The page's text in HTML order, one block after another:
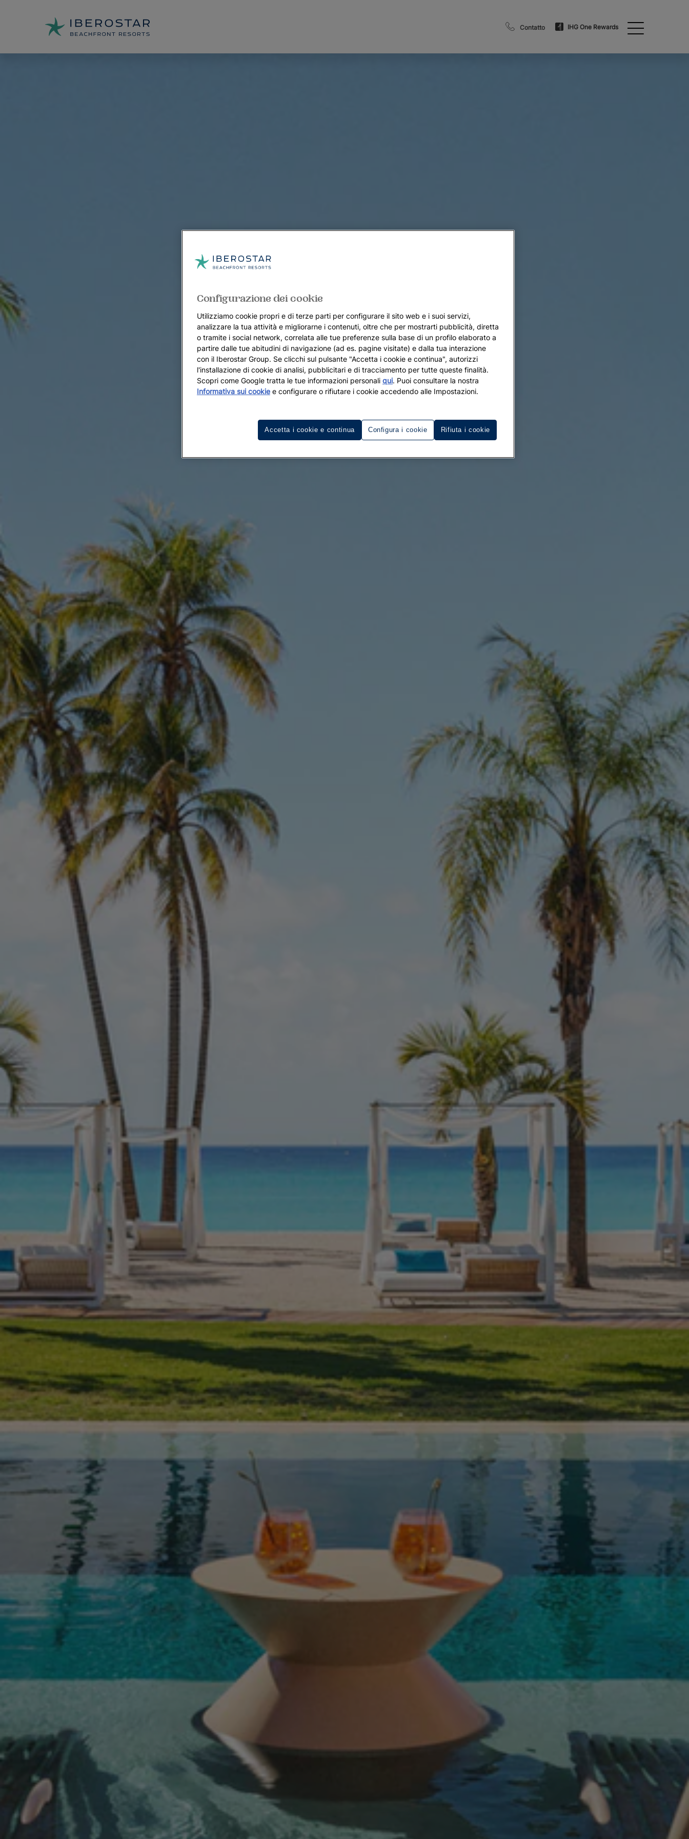
Contatto IHG One Rewards
Configurazione dei cookie
Utilizziamo cookie propri e di terze parti per configurare il sito web e i suoi servizi,
analizzare la tua attività e migliorarne i contenuti, oltre che per mostrarti pubblicità, diretta
o tramite i social network, correlata alle tue preferenze sulla base di un profilo elaborato a
partire dalle tue abitudini di navigazione (ad es. pagine visitate) e dalla tua interazione
con il Iberostar Group. Se clicchi sul pulsante "Accetta i cookie e continua", autorizzi
l'installazione di cookie di analisi, pubblicitari e di tracciamento per tutte queste finalità.
Scopri come Google tratta le tue informazioni personali qui. Puoi consultare la nostra
Informativa sui cookie e configurare o rifiutare i cookie accedendo alle Impostazioni.
Configura i cookie Rifiuta i cookie
Accetta i cookie e continua